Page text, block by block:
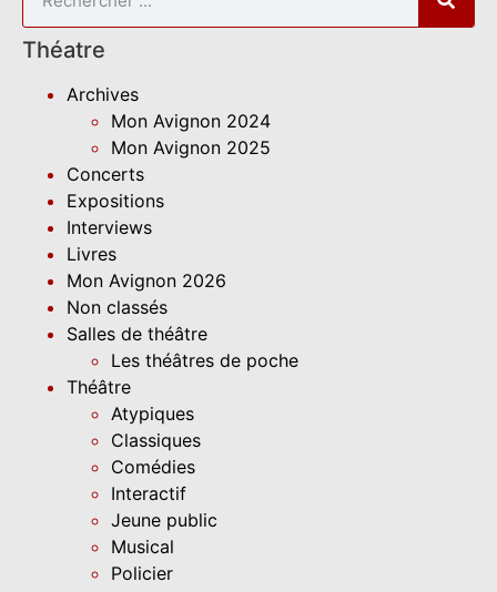
Théatre
Archives
Mon Avignon 2024
Mon Avignon 2025
Concerts
Expositions
Interviews
Livres
Mon Avignon 2026
Non classés
Salles de théâtre
Les théâtres de poche
Théâtre
Atypiques
Classiques
Comédies
Interactif
Jeune public
Musical
Policier